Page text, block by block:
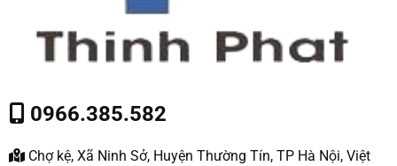
0966.385.582
Chợ kệ, Xã Ninh Sở, Huyện Thường Tín, TP Hà Nội, Việt